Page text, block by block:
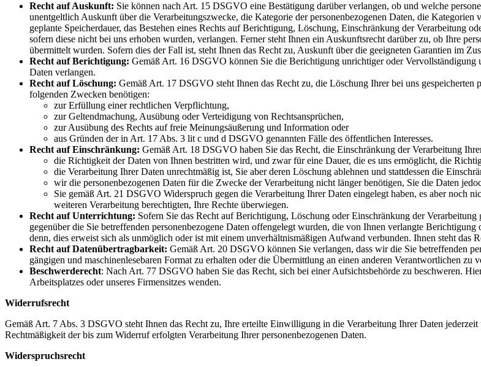
Recht auf Auskunft: Sie können nach Art. 15 DSGVO eine Bestätigung darüber verlangen, ob und welche
unentgeltlich Auskunft über die Verarbeitungszwecke, die Kategorie der personenbezogenen Daten, die
geplante Speicherdauer, das Bestehen eines Rechts auf Berichtigung, Löschung, Einschränkung der Verarbeitung
sofern diese nicht bei uns erhoben wurden, verlangen. Ferner steht Ihnen ein Auskunftsrecht darüber zu, ob Ihre
übermittelt wurden. Sofern dies der Fall ist, steht Ihnen das Recht zu, Auskunft über die geeigneten Garantien im
Recht auf Berichtigung: Gemäß Art. 16 DSGVO können Sie die Berichtigung unrichtiger oder Vervollständigung
Daten verlangen.
Recht auf Löschung: Gemäß Art. 17 DSGVO steht Ihnen das Recht zu, die Löschung Ihrer bei uns
folgenden Zwecken benötigen:
zur Erfüllung einer rechtlichen Verpflichtung,
zur Geltendmachung, Ausübung oder Verteidigung von Rechtsansprüchen,
zur Ausübung des Rechts auf freie Meinungsäußerung und Information oder
aus Gründen der in Art. 17 Abs. 3 lit c und d DSGVO genannten Fälle des öffentlichen Interesses.
Recht auf Einschränkung: Gemäß Art. 18 DSGVO haben Sie das Recht, die Einschränkung der Verarbeitung
die Richtigkeit der Daten von Ihnen bestritten wird, und zwar für eine Dauer, die es uns ermöglicht, die
die Verarbeitung Ihrer Daten unrechtmäßig ist, Sie aber deren Löschung ablehnen und stattdessen die
wir die personenbezogenen Daten für die Zwecke der Verarbeitung nicht länger benötigen, Sie die Daten
Sie gemäß Art. 21 DSGVO Widerspruch gegen die Verarbeitung Ihrer Daten eingelegt haben, es aber noch
weiteren Verarbeitung berechtigten, Ihre Rechte überwiegen.
Recht auf Unterrichtung: Sofern Sie das Recht auf Berichtigung, Löschung oder Einschränkung der
gegenüber die Sie betreffenden personenbezogene Daten offengelegt wurden, die von Ihnen verlangte
denn, dies erweist sich als unmöglich oder ist mit einem unverhältnismäßigen Aufwand verbunden. Ihnen steht das
Recht auf Datenübertragbarkeit: Gemäß Art. 20 DSGVO können Sie verlangen, dass wir die Sie betreffenden
gängigen und maschinenlesebaren Format zu erhalten oder die Übermittlung an einen anderen Verantwortlichen zu
Beschwerderecht: Nach Art. 77 DSGVO haben Sie das Recht, sich bei einer Aufsichtsbehörde zu beschweren.
Arbeitsplatzes oder unseres Firmensitzes wenden.
Widerrufsrecht
Gemäß Art. 7 Abs. 3 DSGVO steht Ihnen das Recht zu, Ihre erteilte Einwilligung in die Verarbeitung Ihrer Daten
Rechtmäßigkeit der bis zum Widerruf erfolgten Verarbeitung Ihrer personenbezogenen Daten.
Widerspruchsrecht